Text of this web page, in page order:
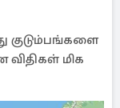
குடும்பங்களை
விதிகள் மிக